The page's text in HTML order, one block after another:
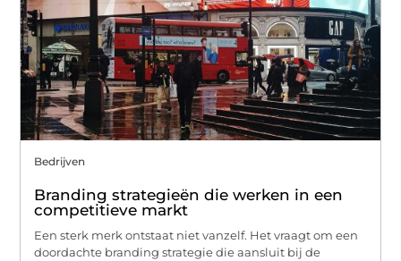
Bedrijven
Branding strategieën die werken in een
competitieve markt
Een sterk merk ontstaat niet vanzelf. Het vraagt om een
doordachte branding strategie die aansluit bij de